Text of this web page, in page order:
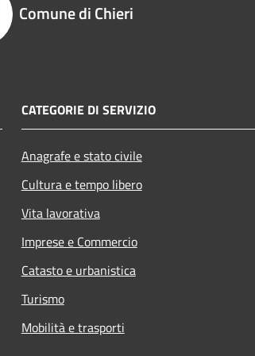
Comune di Chieri
CATEGORIE DI SERVIZIO
Anagrafe e stato civile
Cultura e tempo libero
Vita lavorativa
Imprese e Commercio
Catasto e urbanistica
Turismo
Mobilità e trasporti